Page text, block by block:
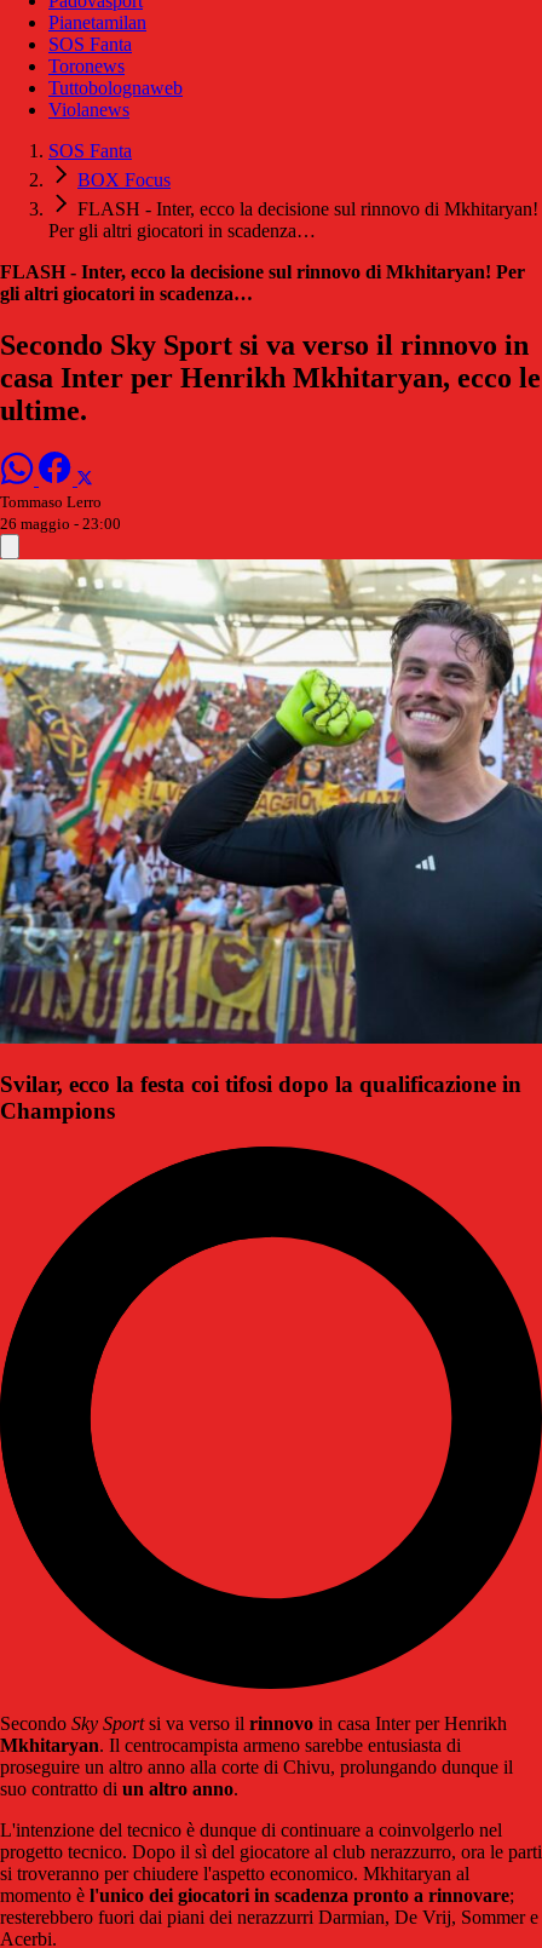
Pianetamilan
SOS Fanta
Toronews
Tuttobolognaweb
Violanews
SOS Fanta
BOX Focus
FLASH - Inter, ecco la decisione sul rinnovo di Mkhitaryan!
Per gli altri giocatori in scadenza…
FLASH - Inter, ecco la decisione sul rinnovo di Mkhitaryan! Per
gli altri giocatori in scadenza…
Secondo Sky Sport si va verso il rinnovo in
casa Inter per Henrikh Mkhitaryan, ecco le
ultime.
Tommaso Lerro
26 maggio - 23:00
Svilar, ecco la festa coi tifosi dopo la qualificazione in
Champions
Secondo Sky Sportsi va verso il rinnovo in casa Inter per Henrikh
Mkhitaryan. Il centrocampista armeno sarebbe entusiasta di
proseguire un altro anno alla corte di Chivu, prolungando dunque il
suo contratto di un altro anno.
L'intenzione del tecnico è dunque di continuare a coinvolgerlo nel
progetto tecnico. Dopo il sì del giocatore al club nerazzurro, ora le parti
si troveranno per chiudere l'aspetto economico. Mkhitaryan al
momento è l'unico dei giocatori in scadenza pronto a rinnovare;
resterebbero fuori dai piani dei nerazzurri Darmian, De Vrij, Sommer e
Acerbi.